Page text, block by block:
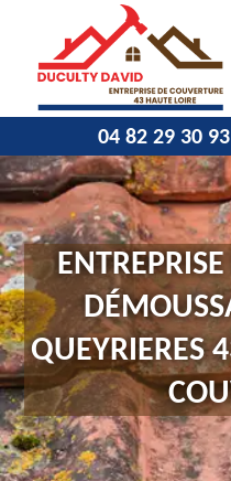
04 82 29 30 93
QUEYRIERES